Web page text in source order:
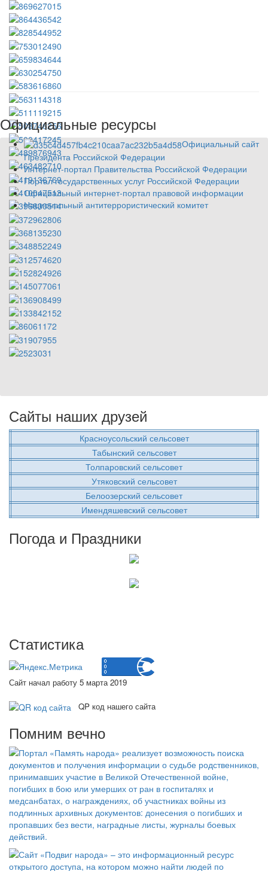
Официальные ресурсы
Официальный сайт
Президента Российской Федерации
Интернет-портал Правительства Российской Федерации
Портал государственных услуг Российской Федерации
Официальный интернет-портал правовой информации
Национальный антитеррористический комитет
Сайты наших друзей
Красноусольский сельсовет
Табынский сельсовет
Толпаровский сельсовет
Утяковский сельсовет
Белоозерский сельсовет
Имендяшевский сельсовет
Погода и Праздники
Статистика
Сайт начал работу 5 марта 2019
QP код нашего сайта
Помним вечно